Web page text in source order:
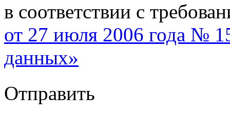
в соответствии с
от 27 июля 2006 года №
данных»
Отправить